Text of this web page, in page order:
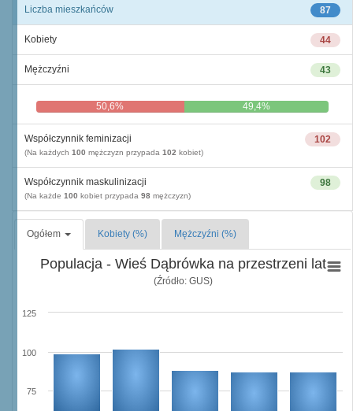
87
Liczba mieszkańców
44
Kobiety
43
Mężczyźni
50,6% 49,4%
102
Współczynnik feminizacji
(Na każdych 100 mężczyzn przypada 102 kobiet)
98
Współczynnik maskulinizacji
(Na każde 100 kobiet przypada 98 mężczyzn)
Ogółem Kobiety (%) Mężczyźni (%)
Populacja - Wieś Dąbrówka na przestrzeni lat
(Źródło: GUS)
75
100
125